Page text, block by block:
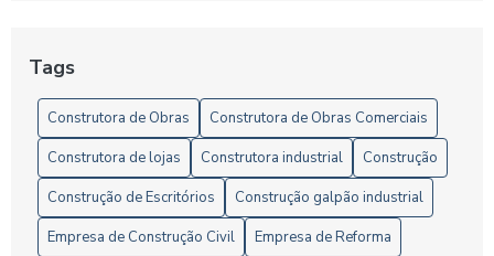
de Obras
6 Dicas para Escolher a Melhor Empresa de Obras e
Reformas
6 Serviços de Engenharia Civil que Transformam Projetos
Tags
Construtora de Obras
Construtora de Obras Comerciais
Construtora de lojas
Construtora industrial
Construção
Construção de Escritórios
Construção galpão industrial
Empresa de Construção Civil
Empresa de Reforma